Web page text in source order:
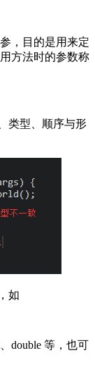
，目的是用来定
方法时的参数称
类型、顺序与形
如
double 等，也可